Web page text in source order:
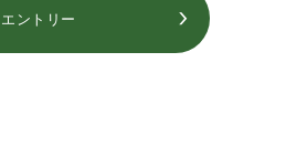
エントリー